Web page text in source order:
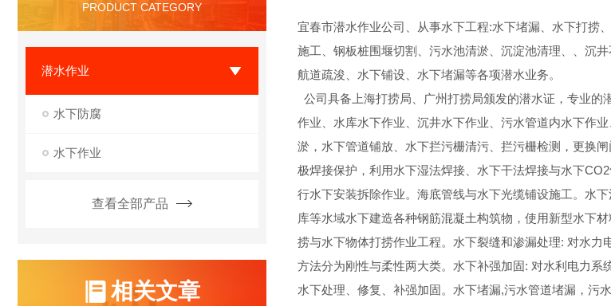
PRODUCT CATEGORY
潜水作业
水下防腐
水下作业
查看全部产品
相关文章
宜春市潜水作业公司、从事水下工程:水下堵漏、水下打捞
施工、钢板桩围堰切割、污水池清淤、沉淀池清理、、沉
航道疏浚、水下铺设、水下堵漏等各项潜水业务。
公司具备上海打捞局、广州打捞局颁发的潜水证，专业
作业、水库水下作业、沉井水下作业、污水管道内水下作
淤，水下管道铺放、水下拦污栅清污、拦污栅检测，更换
极焊接保护，利用水下湿法焊接、水下干法焊接与水下
行水下安装拆除作业。海底管线与水下光缆铺设施工。水
库等水域水下建造各种钢筋混凝土构筑物，使用新型水下
捞与水下物体打捞作业工程。水下裂缝和渗漏处理: 对水
方法分为刚性与柔性两大类。水下补强加固: 对水利电力
水下处理、修复、补强加固。水下堵漏,污水管道堵漏，污